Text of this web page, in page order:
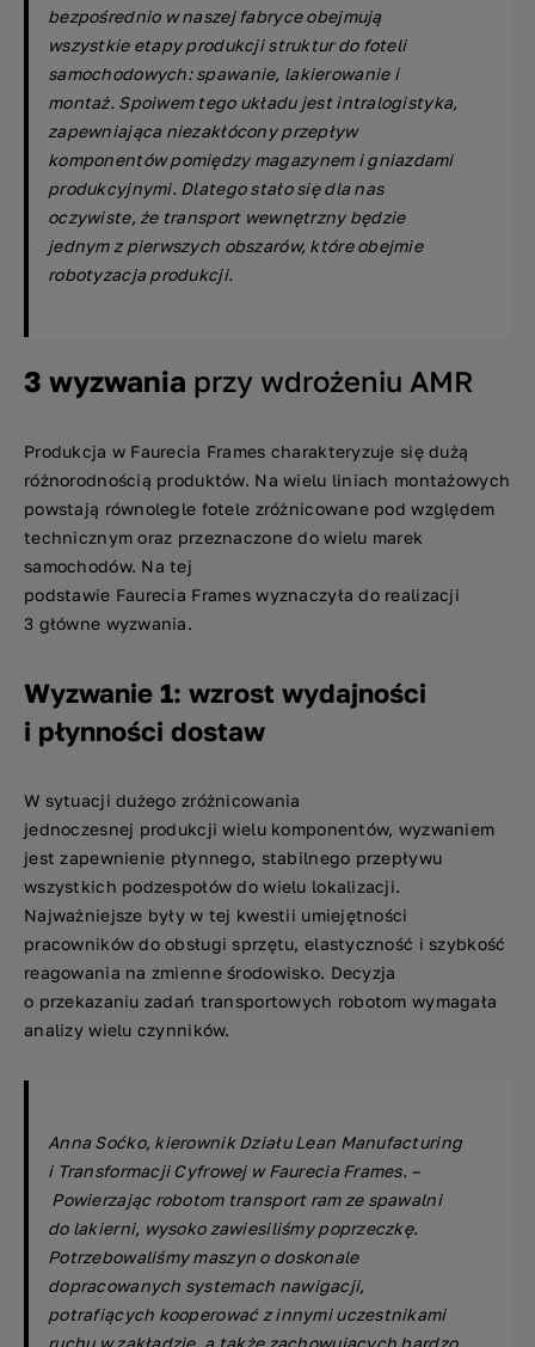
bezpośrednio w naszej fabryce obejmują
wszystkie etapy produkcji struktur do foteli
samochodowych: spawanie, lakierowanie i
montaż. Spoiwem tego układu jestintralogistyka,
zapewniająca niezakłócony przepływ
komponentów pomiędzy magazynem i gniazdami
produkcyjnymi. Dlatego stało się dla nas
oczywiste, że transport wewnętrzny będzie
jednym z pierwszych obszarów, które obejmie
robotyzacja produkcji.
3 wyzwania przy wdrożeniu AMR
Produkcja w Faurecia Frames charakteryzuje się dużą
różnorodnością produktów. Na wielu liniach montażowych
powstają równolegle fotele zróżnicowane pod względem
technicznym oraz przeznaczone do wielu marek
samochodów. Na tej
podstawie Faurecia Frames wyznaczyła do realizacji
3 główne wyzwania.
Wyzwanie 1: wzrost wydajności
i płynności dostaw
W sytuacji dużego zróżnicowania
jednoczesnej produkcji wielu komponentów, wyzwaniem
jest zapewnienie płynnego, stabilnego przepływu
wszystkich podzespołów do wielu lokalizacji.
Najważniejsze były w tej kwestii umiejętności
pracowników do obsługi sprzętu, elastyczność i szybkość
reagowania na zmienne środowisko. Decyzja
o przekazaniu zadań transportowych robotom wymagała
analizy wielu czynników.
Anna Soćko, kierownik Działu Lean Manufacturing
i Transformacji Cyfrowej wFaurecia Frames. –
Powierzając robotom transport ram ze spawalni
do lakierni, wysoko zawiesiliśmy poprzeczkę.
Potrzebowaliśmy maszyn o doskonale
dopracowanych systemach nawigacji,
potrafiących kooperować z innymi uczestnikami